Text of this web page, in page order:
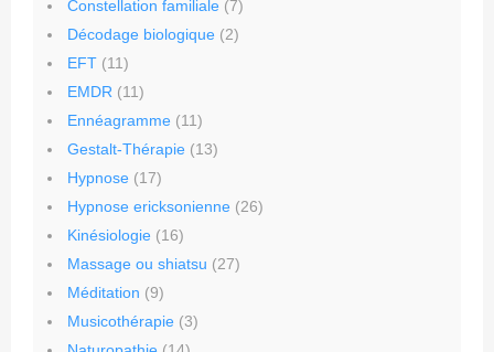
Constellation familiale (7)
Décodage biologique (2)
EFT (11)
EMDR (11)
Ennéagramme (11)
Gestalt-Thérapie (13)
Hypnose (17)
Hypnose ericksonienne (26)
Kinésiologie (16)
Massage ou shiatsu (27)
Méditation (9)
Musicothérapie (3)